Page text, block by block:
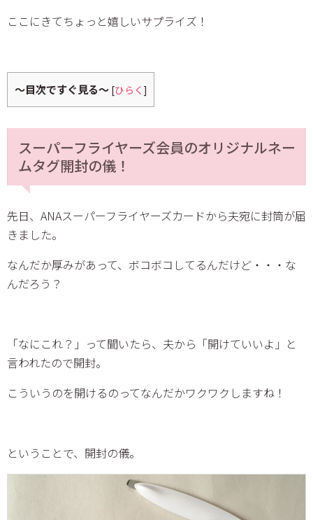
ここにきてちょっと嬉しいサプライズ！
～目次ですぐ見る～ [ひらく ]
スーパーフライヤーズ会員のオリジナルネー
ムタグ開封の儀！
先日、ANAスーパーフライヤーズカードから夫宛に封筒が届
きました。
なんだか厚みがあって、ボコボコしてるんだけど・・・な
んだろう？
「なにこれ？」って聞いたら、夫から「開けていいよ」と
言われたので開封。
こういうのを開けるのってなんだかワクワクしますね！
ということで、開封の儀。